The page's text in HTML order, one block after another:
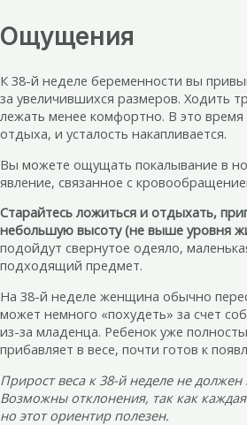
Ощущения
К 38-й неделе беременности вы
за увеличившихся размеров. Ходить
лежать менее комфортно. В это
отдыха, и усталость накапливается.
Вы можете ощущать покалывание в
явление, связанное с
Старайтесь ложиться и отдыхать,
небольшую высоту (не выше уровня
подойдут свернутое одеяло,
подходящий предмет.
На 38-й неделе женщина обычно
может немного «похудеть» за счет
из-за младенца. Ребенок уже
прибавляет в весе, почти готов к
Прирост веса к 38-й неделе не
Возможны отклонения, так как
но этот ориентир полезен.